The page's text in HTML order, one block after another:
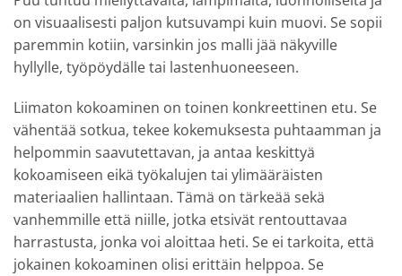
on visuaalisesti paljon kutsuvampi kuin muovi. Se sopii
paremmin kotiin, varsinkin jos malli jää näkyville
hyllylle, työpöydälle tai lastenhuoneeseen.
Liimaton kokoaminen on toinen konkreettinen etu. Se
vähentää sotkua, tekee kokemuksesta puhtaamman ja
helpommin saavutettavan, ja antaa keskittyä
kokoamiseen eikä työkalujen tai ylimääräisten
materiaalien hallintaan. Tämä on tärkeää sekä
vanhemmille että niille, jotka etsivät rentouttavaa
harrastusta, jonka voi aloittaa heti. Se ei tarkoita, että
jokainen kokoaminen olisi erittäin helppoa. Se